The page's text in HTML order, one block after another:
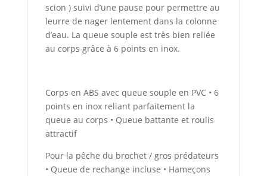
scion ) suivi d’une pause pour permettre au
leurre de nager lentement dans la colonne
d’eau. La queue souple est très bien reliée
au corps grâce à 6 points en inox.
Corps en ABS avec queue souple en PVC • 6
points en inox reliant parfaitement la
queue au corps • Queue battante et roulis
attractif
Pour la pêche du brochet / gros prédateurs
• Queue de rechange incluse • Hameçons